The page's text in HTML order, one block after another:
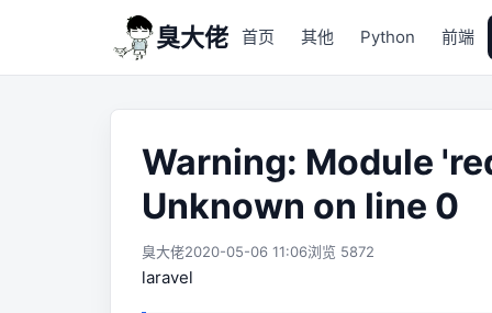
臭大佬 首页 其他 Python 前端
Warning: Module
Unknown on line 0
臭大佬2020-05-06 11:06浏览 5872
laravel